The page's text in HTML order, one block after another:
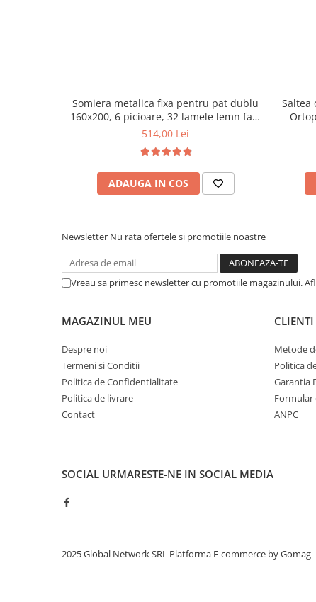
Somiera metalica fixa pentru pat dublu
160x200, 6 picioare, 32 lamele lemn fag,
benzi textile, suport saltea ferm, negru
514,00 Lei
ADAUGA IN COS
Saltea
Newsletter Nu rata ofertele si promotiile noastre
Vreau sa primesc newsletter cu promotiile magazinului.
MAGAZINUL MEU
Despre noi
Termeni si Conditii
Politica de Confidentialitate
Politica de livrare
Contact
CLIENTI
Metode
Politica
Garantia
Formular
ANPC
SOCIAL URMARESTE-NE IN SOCIAL MEDIA
2025 Global Network SRL Platforma E-commerce by Gomag